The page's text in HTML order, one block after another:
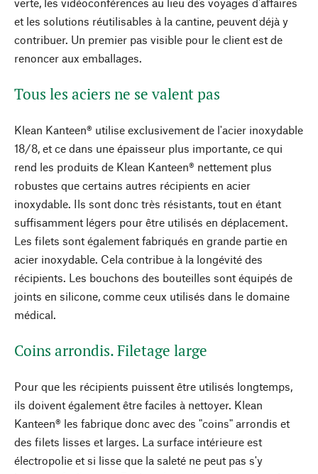
et les solutions réutilisables à la cantine, peuvent déjà y
contribuer. Un premier pas visible pour le client est de
renoncer aux emballages.
Tous les aciers ne se valent pas
Klean Kanteen® utilise exclusivement de l'acier inoxydable
18/8, et ce dans une épaisseur plus importante, ce qui
rend les produits de Klean Kanteen® nettement plus
robustes que certains autres récipients en acier
inoxydable. Ils sont donc très résistants, tout en étant
suffisamment légers pour être utilisés en déplacement.
Les filets sont également fabriqués en grande partie en
acier inoxydable. Cela contribue à la longévité des
récipients. Les bouchons des bouteilles sont équipés de
joints en silicone, comme ceux utilisés dans le domaine
médical.
Coins arrondis. Filetage large
Pour que les récipients puissent être utilisés longtemps,
ils doivent également être faciles à nettoyer. Klean
Kanteen® les fabrique donc avec des "coins" arrondis et
des filets lisses et larges. La surface intérieure est
électropolie et si lisse que la saleté ne peut pas s'y